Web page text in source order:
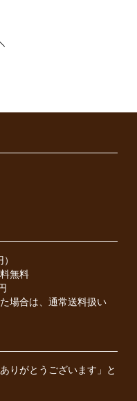
無料
場合は、通常送料扱い
りがとうございます」と